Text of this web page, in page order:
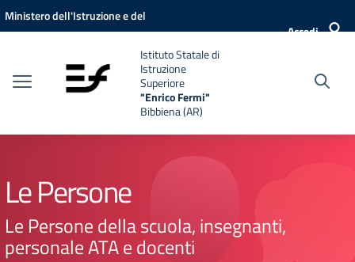
Vai ai contenuti
Vai al menu di navigazione
Vai al footer
Ministero dell'Istruzione e del
Accedi
Istituto Statale di
Istruzione
Superiore
"Enrico Fermi"
Bibbiena (AR)
Le Persone
Le Persone della scuola, insegnanti,
personale ATA e docenti